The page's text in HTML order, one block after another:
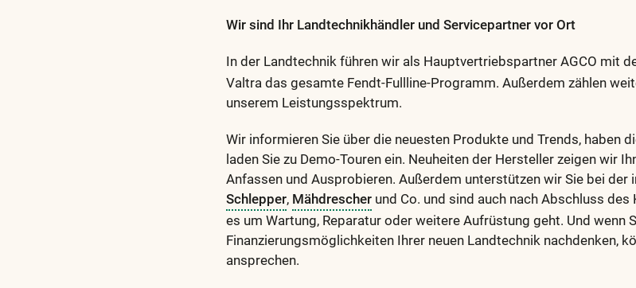
Wir sind Ihr Landtechnikhändler und Servicepartner vor Ort
In der Landtechnik führen wir als Hauptvertriebspartner AGCO mit
Valtra das gesamte Fendt-Fullline-Programm. Außerdem zählen
unserem Leistungsspektrum.
Wir informieren Sie über die neuesten Produkte und Trends, haben
laden Sie zu Demo-Touren ein. Neuheiten der Hersteller zeigen wir
Anfassen und Ausprobieren. Außerdem unterstützen wir Sie bei der
Schlepper, Mähdrescher und Co. und sind auch nach Abschluss
es um Wartung, Reparatur oder weitere Aufrüstung geht. Und wenn
Finanzierungsmöglichkeiten Ihrer neuen Landtechnik nachdenken,
ansprechen.